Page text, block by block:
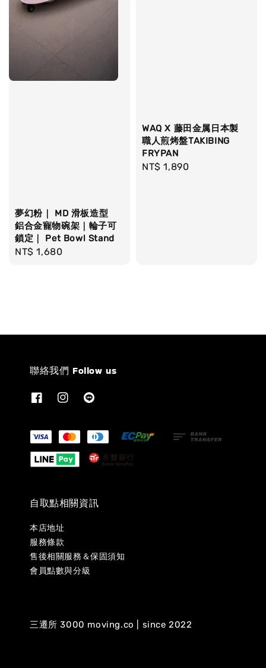
夢幻粉｜ MD 滑板造型
鋁合金寵物碗架｜輪子可
鎖定｜ Pet Bowl Stand
Regular
NT$ 1,680
WAQ X 藤田金属日本製
職人煎烤盤TAKIBING
FRYPAN
Regular
NT$ 1,890
聯絡我們 Follow us
自取點相關資訊
本店地址
服務條款
售後相關服務＆保固須知
會員點數與分級
三遷所 3000 moving.co | since 2022